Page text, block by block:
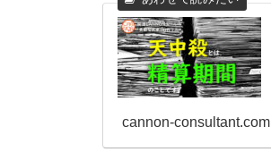
cannon-consultant.com